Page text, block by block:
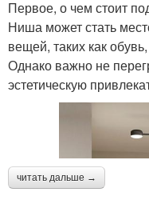
Первое, о чем стоит
Ниша может стать
вещей, таких как
Однако важно не
эстетическую
читать дальше →